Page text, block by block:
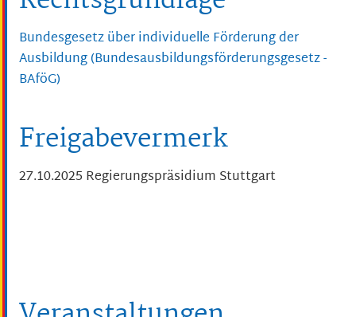
Bundesgesetz über individuelle Förderung der
Ausbildung (Bundesausbildungsförderungsgesetz -
BAföG)
Freigabevermerk
27.10.2025 Regierungspräsidium Stuttgart